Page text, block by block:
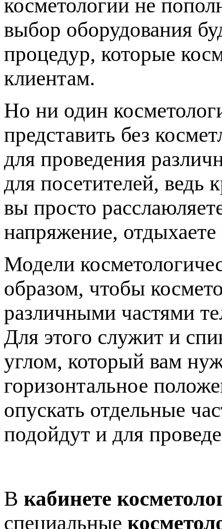
косметологии не
выбор оборудования
процедур, которые
клиентам.
Но ни один
представить без
для проведения
для посетителей, ведь
вы просто
напряжение,
Модели
образом, чтобы
различными частями
Для этого служит и
углом, который вам
горизонтальное
опускать отдельные
подойдут и для
В кабинете
специальные